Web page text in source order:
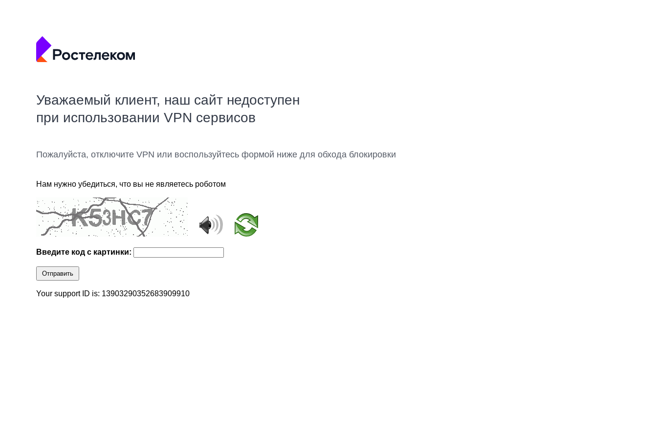
Уважаемый клиент, наш сайт недоступен
при использовании VPN сервисов
Пожалуйста, отключите VPN или воспользуйтесь формой ниже для обхода блокировки
Нам нужно убедиться, что вы не являетесь роботом
Введите код с картинки:
Отправить
Your support ID is: 13903290352683909910